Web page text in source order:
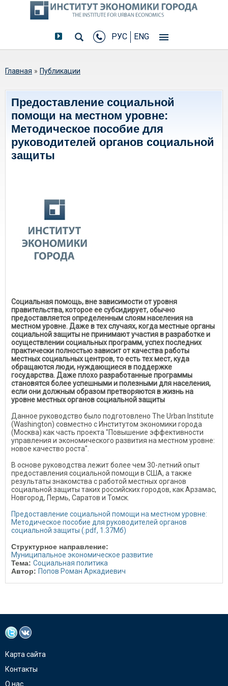
РУС ENG
Вы здесь
Главная » Публикации
Предоставление социальной
помощи на местном уровне:
Методическое пособие для
руководителей органов социальной
защиты
Социальная помощь, вне зависимости от уровня
правительства, которое ее субсидирует, обычно
предоставляется определенным слоям населения на
местном уровне. Даже в тех случаях, когда местные органы
социальной защиты не принимают участия в разработке и
осуществлении социальных программ, успех последних
практически полностью зависит от качества работы
местных социальных центров, то есть тех мест, куда
обращаются люди, нуждающиеся в поддержке
государства. Даже плохо разработанные программы
становятся более успешными и полезными для населения,
если они должным образом претворяются в жизнь на
уровне местных органов социальной защиты
Данное руководство было подготовлено The Urban Institute
(Washington) совместно с Институтом экономики города
(Москва) как часть проекта "Повышение эффективности
управления и экономического развития на местном уровне:
новое качество роста".
В основе руководства лежит более чем 30-летний опыт
предоставления социальной помощи в США, а также
результаты знакомства с работой местных органов
социальной защиты таких российских городов, как Арзамас,
Новгород, Пермь, Саратов и Томск.
Предоставление социальной помощи на местном уровне:
Методическое пособие для руководителей органов
социальной защиты (.pdf, 1.37Мб)
Структурное направление:
Муниципальное экономическое развитие
Тема: Социальная политика
Автор: Попов Роман Аркадиевич
Карта сайта
Контакты
О нас